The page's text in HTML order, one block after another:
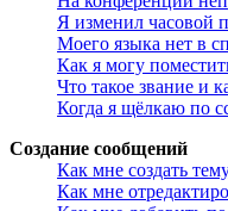
Я изменил часовой
Моего языка нет в
Как я могу
Что такое звание и
Когда я щёлкаю по
Создание сообщений
Как мне создать
Как мне